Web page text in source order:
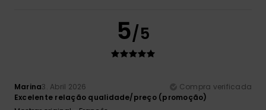
5/5
Marina3. Abril 2026
Compra verificada
Excelente relação qualidade/preço (promoção)